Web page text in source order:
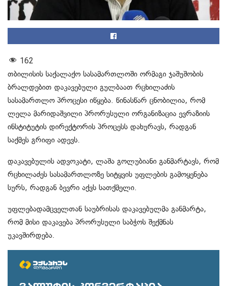
162
თბილისის საქალაქო სასამართლოში ორმაგი ჯაშუშობის
ბრალდებით დაკავებული გულბაათ რცხილაძის
სასამართლო პროცესი იწყება. წინასწარ ცნობილია, რომ
ლელა მარიდაშვილი პრორუსული ორგანიზაცია ევრაზიის
ინსტიტუტის დირექტორის პროცესს დახურავს, რადგან
საქმეს გრიფი ადევს.
დაკავებულის ადვოკატი, ლაშა გოლუბიანი განმარტავს, რომ
რცხილაძეს სასამართლოზე სიტყვის უფლების გამოყენება
სურს, რადგან ბევრი აქვს სათქმელი.
უფლებადამცველთან საუბრისას დაკავებულმა განმარტა,
რომ მისი დაკავება პრორუსული საბჭოს შექმნას
უკავშირდება.